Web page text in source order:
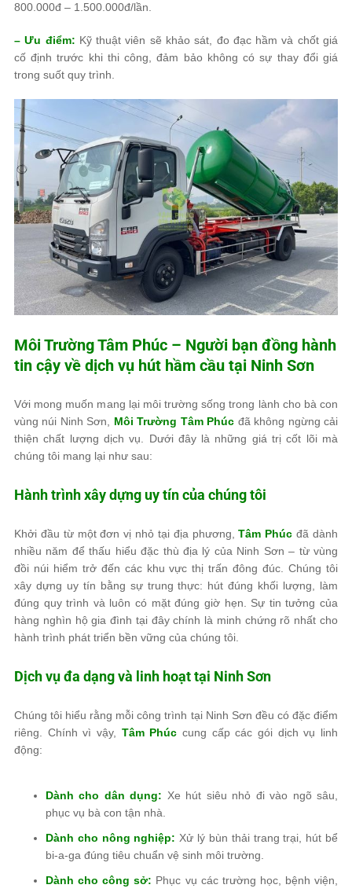
800.000đ – 1.500.000đ/lần.
– Ưu điểm: Kỹ thuật viên sẽ khảo sát, đo đạc hầm và chốt giá
cố định trước khi thi công, đảm bảo không có sự thay đổi giá
trong suốt quy trình.
Môi Trường Tâm Phúc – Người bạn đồng hành
tin cậy về dịch vụ hút hầm cầu tại Ninh Sơn
Với mong muốn mang lại môi trường sống trong lành cho bà con
vùng núi Ninh Sơn, Môi Trường Tâm Phúc đã không ngừng cải
thiện chất lượng dịch vụ. Dưới đây là những giá trị cốt lõi mà
chúng tôi mang lại như sau:
Hành trình xây dựng uy tín của chúng tôi
Khởi đầu từ một đơn vị nhỏ tại địa phương,Tâm Phúc đã dành
nhiều năm để thấu hiểu đặc thù địa lý của Ninh Sơn – từ vùng
đồi núi hiểm trở đến các khu vực thị trấn đông đúc. Chúng tôi
xây dựng uy tín bằng sự trung thực: hút đúng khối lượng, làm
đúng quy trình và luôn có mặt đúng giờ hẹn. Sự tin tưởng của
hàng nghìn hộ gia đình tại đây chính là minh chứng rõ nhất cho
hành trình phát triển bền vững của chúng tôi.
Dịch vụ đa dạng và linh hoạt tại Ninh Sơn
Chúng tôi hiểu rằng mỗi công trình tại Ninh Sơn đều có đặc điểm
riêng. Chính vì vậy, Tâm Phúc cung cấp các gói dịch vụ linh
động:
Dành cho dân dụng: Xe hút siêu nhỏ đi vào ngõ sâu,
phục vụ bà con tận nhà.
Dành cho nông nghiệp: Xử lý bùn thải trang trại, hút bể
bi-a-ga đúng tiêu chuẩn vệ sinh môi trường.
Dành cho công sở: Phục vụ các trường học, bệnh viện,